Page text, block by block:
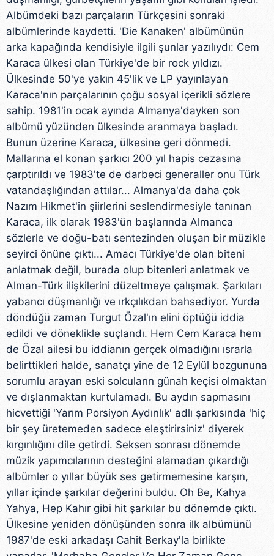
Albümdeki bazı parçaların Türkçesini sonraki
albümlerinde kaydetti. 'Die Kanaken' albümünün
arka kapağında kendisiyle ilgili şunlar yazılıydı: Cem
Karaca ülkesi olan Türkiye'de bir rock yıldızı.
Ülkesinde 50'ye yakın 45'lik ve LP yayınlayan
Karaca'nın parçalarının çoğu sosyal içerikli sözlere
sahip. 1981'in ocak ayında Almanya'dayken son
albümü yüzünden ülkesinde aranmaya başladı.
Bunun üzerine Karaca, ülkesine geri dönmedi.
Mallarına el konan şarkıcı 200 yıl hapis cezasına
çarptırıldı ve 1983'te de darbeci generaller onu Türk
vatandaşlığından attılar... Almanya'da daha çok
Nazım Hikmet'in şiirlerini seslendirmesiyle tanınan
Karaca, ilk olarak 1983'ün başlarında Almanca
sözlerle ve doğu-batı sentezinden oluşan bir müzikle
seyirci önüne çıktı... Amacı Türkiye'de olan biteni
anlatmak değil, burada olup bitenleri anlatmak ve
Alman-Türk ilişkilerini düzeltmeye çalışmak. Şarkıları
yabancı düşmanlığı ve ırkçılıkdan bahsediyor. Yurda
döndüğü zaman Turgut Özal'ın elini öptüğü iddia
edildi ve döneklikle suçlandı. Hem Cem Karaca hem
de Özal ailesi bu iddianın gerçek olmadığını ısrarla
belirttikleri halde, sanatçı yine de 12 Eylül bozgununa
sorumlu arayan eski solcuların günah keçisi olmaktan
ve dışlanmaktan kurtulamadı. Bu aydın sapmasını
hicvettiği 'Yarım Porsiyon Aydınlık' adlı şarkısında 'hiç
bir şey üretemeden sadece eleştirirsiniz' diyerek
kırgınlığını dile getirdi. Seksen sonrası dönemde
müzik yapımcılarının desteğini alamadan çıkardığı
albümler o yıllar büyük ses getirmemesine karşın,
yıllar içinde şarkılar değerini buldu. Oh Be, Kahya
Yahya, Hep Kahır gibi hit şarkılar bu dönemde çıktı.
Ülkesine yeniden dönüşünden sonra ilk albümünü
1987'de eski arkadaşı Cahit Berkay'la birlikte